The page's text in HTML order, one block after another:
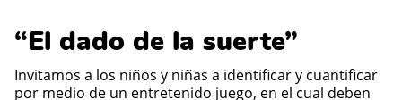
“El dado de la suerte”
Invitamos a los niños y niñas a identificar y cuantificar
por medio de un entretenido juego, en el cual deben